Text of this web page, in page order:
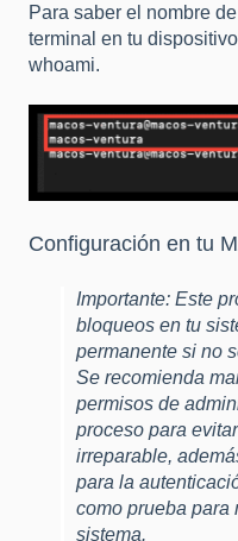
Para saber el nombre
terminal en tu
whoami.
Configuración en tu
Importante: Este
bloqueos en tu
permanente si no
Se recomienda
permisos de
proceso para
irreparable,
para la
como prueba para
sistema.